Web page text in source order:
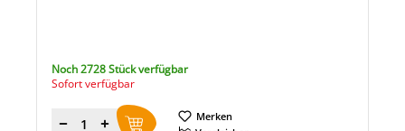
Noch 2728 Stück verfügbar
Sofort verfügbar
Merken